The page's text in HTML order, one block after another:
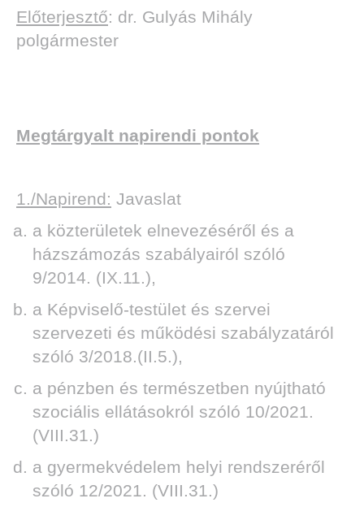
Előterjesztő: dr. Gulyás Mihály
polgármester
Megtárgyalt napirendi pontok
1./Napirend: Javaslat
a közterületek elnevezéséről és a
házszámozás szabályairól szóló
9/2014. (IX.11.),
a Képviselő-testület és szervei
szervezeti és működési szabályzatáról
szóló 3/2018.(II.5.),
a pénzben és természetben nyújtható
szociális ellátásokról szóló 10/2021.
(VIII.31.)
a gyermekvédelem helyi rendszeréről
szóló 12/2021. (VIII.31.)